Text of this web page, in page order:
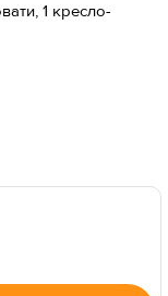
1 кресло-